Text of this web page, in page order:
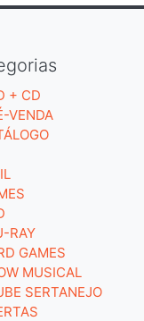
+ CD
VENDA
RAY
GAMES
MUSICAL
SERTANEJO